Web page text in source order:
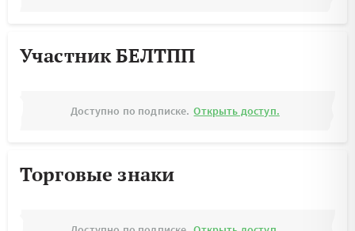
Участник БЕЛТПП
Доступно по подписке. Открыть доступ.
Торговые знаки